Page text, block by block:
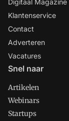
Digitaal Magazine
Klantenservice
Contact
Adverteren
Vacatures
Snel naar
Artikelen
Webinars
Startups